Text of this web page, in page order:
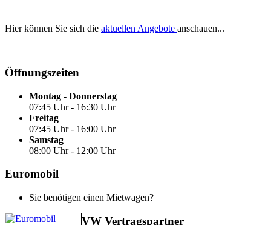
Hier können Sie sich die aktuellen Angebote anschauen...
Öffnungszeiten
Montag - Donnerstag
07:45 Uhr - 16:30 Uhr
Freitag
07:45 Uhr - 16:00 Uhr
Samstag
08:00 Uhr - 12:00 Uhr
Euromobil
Sie benötigen einen Mietwagen?
VW Vertragspartner